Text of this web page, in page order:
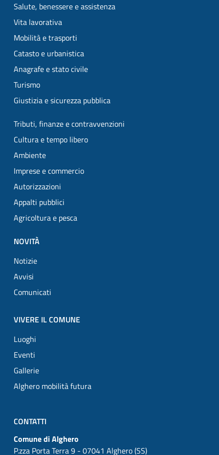
Salute, benessere e assistenza
Vita lavorativa
Mobilità e trasporti
Catasto e urbanistica
Anagrafe e stato civile
Turismo
Giustizia e sicurezza pubblica
Tributi, finanze e contravvenzioni
Cultura e tempo libero
Ambiente
Imprese e commercio
Autorizzazioni
Appalti pubblici
Agricoltura e pesca
NOVITÀ
Notizie
Avvisi
Comunicati
VIVERE IL COMUNE
Luoghi
Eventi
Gallerie
Alghero mobilità futura
CONTATTI
Comune di Alghero
P.zza Porta Terra 9 - 07041 Alghero (SS)